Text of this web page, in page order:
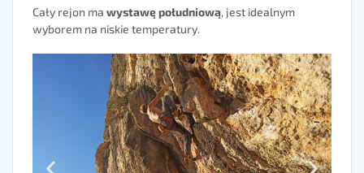
Cały rejon ma wystawę południową, jest idealnym
wyborem na niskie temperatury.